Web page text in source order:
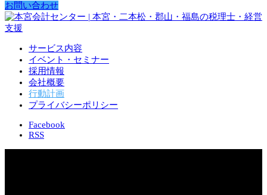
お問い合わせ
サービス内容
イベント・セミナー
採用情報
会社概要
行動計画
プライバシーポリシー
Facebook
RSS